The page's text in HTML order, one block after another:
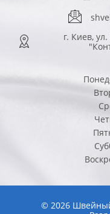
г. Киев,
© 2026